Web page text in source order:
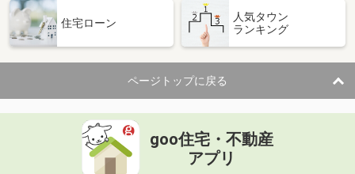
住宅ローン
人気タウン
ランキング
ページトップに戻る
goo住宅・不動産
アプリ